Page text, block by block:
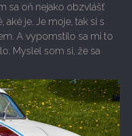
sa oň nejako obzvlášť
aké je. Je moje, tak si s
A vypomstilo sa mi to
Myslel som si, že sa